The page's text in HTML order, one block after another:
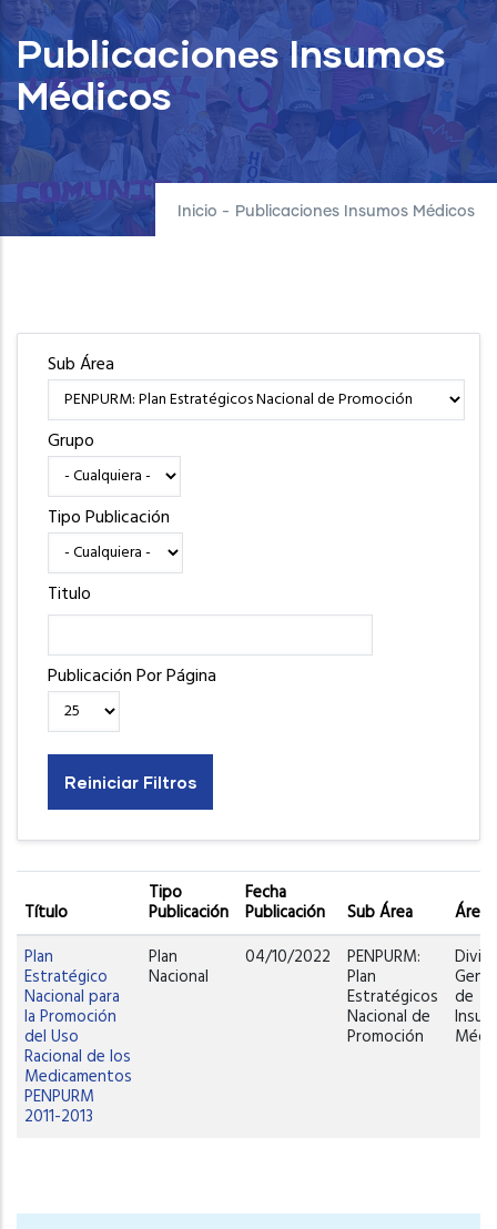
Publicaciones Insumos
Médicos
Inicio - Publicaciones Insumos Médicos
Sub Área
Grupo
Tipo Publicación
Titulo
Publicación Por Página
Título
Tipo
Publicación
Fecha
Publicación Sub Área
Área
Plan
Estratégico
Nacional para
la Promoción
del Uso
Racional de los
Medicamentos
PENPURM
2011-2013
Plan
Nacional
04/10/2022 PENPURM:
Plan
Estratégicos
Nacional de
Promoción
de